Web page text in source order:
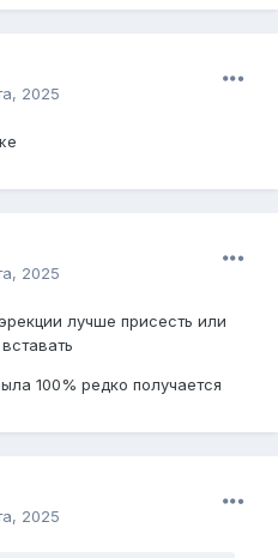
2025
2025
лучше присесть или
100% редко получается
2025